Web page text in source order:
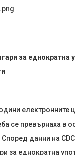
за еднократна
електронните
се превърнаха в
Според данни на
за еднократна